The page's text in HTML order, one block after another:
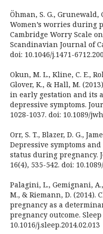
Öhman, S. G., Grunewald,
Women’s worries during
Cambridge Worry Scale
Scandinavian Journal of
doi: 10.1046/j.1471-
Okun, M. L., Kline, C. E.,
Glover, K., & Hall, M.
in early gestation and its
depressive symptoms.
1028-1037. doi: 10.1089/
Orr, S. T., Blazer, D. G.,
Depressive symptoms
status during pregnancy.
16(4), 535-542. doi:
Palagini, L., Gemignani,
M., & Riemann, D.
pregnancy as a
pregnancy outcome.
10.1016/j.sleep.2014.02.013